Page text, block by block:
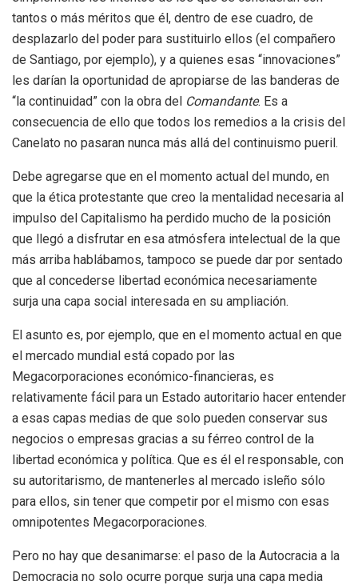
tantos o más méritos que él, dentro de ese cuadro, de
desplazarlo del poder para sustituirlo ellos (el compañero
de Santiago, por ejemplo), y a quienes esas “innovaciones”
les darían la oportunidad de apropiarse de las banderas de
“la continuidad” con la obra del Comandante. Es a
consecuencia de ello que todos los remedios a la crisis del
Canelato no pasaran nunca más allá del continuismo pueril.
Debe agregarse que en el momento actual del mundo, en
que la ética protestante que creo la mentalidad necesaria al
impulso del Capitalismo ha perdido mucho de la posición
que llegó a disfrutar en esa atmósfera intelectual de la que
más arriba hablábamos, tampoco se puede dar por sentado
que al concederse libertad económica necesariamente
surja una capa social interesada en su ampliación.
El asunto es, por ejemplo, que en el momento actual en que
el mercado mundial está copado por las
Megacorporaciones económico-financieras, es
relativamente fácil para un Estado autoritario hacer entender
a esas capas medias de que solo pueden conservar sus
negocios o empresas gracias a su férreo control de la
libertad económica y política. Que es él el responsable, con
su autoritarismo, de mantenerles al mercado isleño sólo
para ellos, sin tener que competir por el mismo con esas
omnipotentes Megacorporaciones.
Pero no hay que desanimarse: el paso de la Autocracia a la
Democracia no solo ocurre porque surja una capa media